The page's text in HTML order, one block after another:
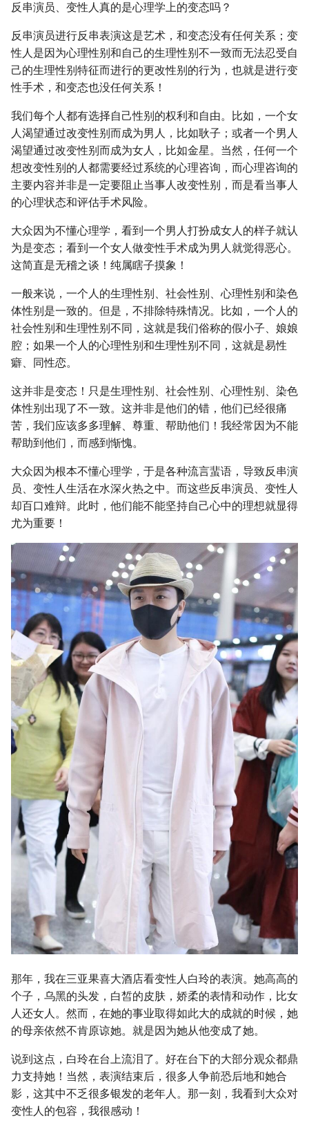
反串演员、变性人真的是心理学上的变态吗？
反串演员进行反串表演这是艺术，和变态没有任何关系；变
性人是因为心理性别和自己的生理性别不一致而无法忍受自
己的生理性别特征而进行的更改性别的行为，也就是进行变
性手术，和变态也没任何关系！
我们每个人都有选择自己性别的权利和自由。比如，一个女
人渴望通过改变性别而成为男人，比如耿子；或者一个男人
渴望通过改变性别而成为女人，比如金星。当然，任何一个
想改变性别的人都需要经过系统的心理咨询，而心理咨询的
主要内容并非是一定要阻止当事人改变性别，而是看当事人
的心理状态和评估手术风险。
大众因为不懂心理学，看到一个男人打扮成女人的样子就认
为是变态；看到一个女人做变性手术成为男人就觉得恶心。
这简直是无稽之谈！纯属瞎子摸象！
一般来说，一个人的生理性别、社会性别、心理性别和染色
体性别是一致的。但是，不排除特殊情况。比如，一个人的
社会性别和生理性别不同，这就是我们俗称的假小子、娘娘
腔；如果一个人的心理性别和生理性别不同，这就是易性
癖、同性恋。
这并非是变态！只是生理性别、社会性别、心理性别、染色
体性别出现了不一致。这并非是他们的错，他们已经很痛
苦，我们应该多多理解、尊重、帮助他们！我经常因为不能
帮助到他们，而感到惭愧。
大众因为根本不懂心理学，于是各种流言蜚语，导致反串演
员、变性人生活在水深火热之中。而这些反串演员、变性人
却百口难辩。此时，他们能不能坚持自己心中的理想就显得
尤为重要！
那年，我在三亚果喜大酒店看变性人白玲的表演。她高高的
个子，乌黑的头发，白皙的皮肤，娇柔的表情和动作，比女
人还女人。然而，在她的事业取得如此大的成就的时候，她
的母亲依然不肯原谅她。就是因为她从他变成了她。
说到这点，白玲在台上流泪了。好在台下的大部分观众都鼎
力支持她！当然，表演结束后，很多人争前恐后地和她合
影，这其中不乏很多银发的老年人。那一刻，我看到大众对
变性人的包容，我很感动！